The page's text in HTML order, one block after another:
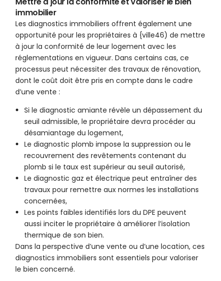
immobilier
Les diagnostics immobiliers offrent également une
opportunité pour les propriétaires à {ville46) de mettre
à jour la conformité de leur logement avec les
réglementations en vigueur. Dans certains cas, ce
processus peut nécessiter des travaux de rénovation,
dont le coût doit être pris en compte dans le cadre
d’une vente :
Si le diagnostic amiante révèle un dépassement du
seuil admissible, le propriétaire devra procéder au
désamiantage du logement,
Le diagnostic plomb impose la suppression ou le
recouvrement des revêtements contenant du
plomb si le taux est supérieur au seuil autorisé,
Le diagnostic gaz et électrique peut entraîner des
travaux pour remettre aux normes les installations
concernées,
Les points faibles identifiés lors du DPE peuvent
aussi inciter le propriétaire à améliorer l’isolation
thermique de son bien.
Dans la perspective d’une vente ou d’une location, ces
diagnostics immobiliers sont essentiels pour valoriser
le bien concerné.